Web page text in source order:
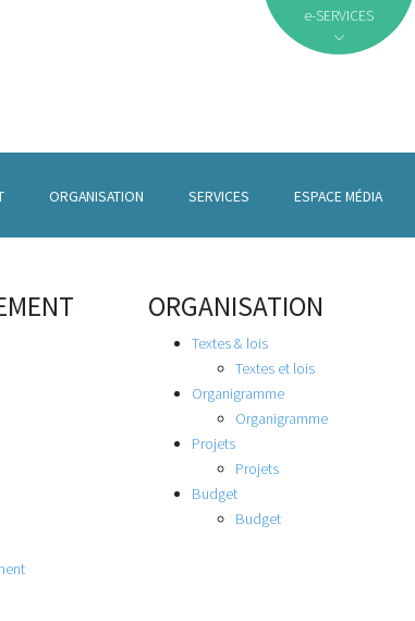
e-SERVICES
ORGANISATION SERVICES ESPACE MÉDIA
ORGANISATION
Textes & lois
Textes et lois
Organigramme
Organigramme
Projets
Projets
Budget
Budget